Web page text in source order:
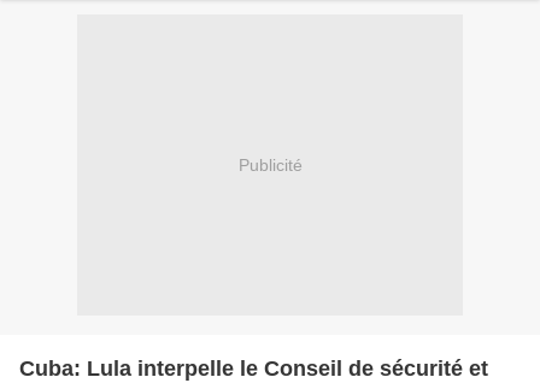
Publicité
Cuba: Lula interpelle le Conseil de sécurité et